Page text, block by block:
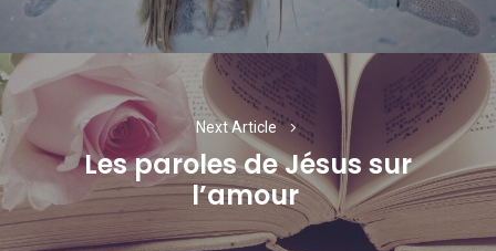
Next Article
Next
post:
Les paroles de Jésus sur
l’amour